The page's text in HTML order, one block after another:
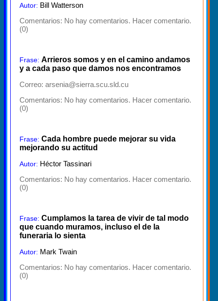
Autor: Bill Watterson
Comentarios: No hay comentarios. Hacer comentario.
(0)
Frase: Arrieros somos y en el camino andamos
y a cada paso que damos nos encontramos
Correo: arsenia@sierra.scu.sld.cu
Comentarios: No hay comentarios. Hacer comentario.
(0)
Frase: Cada hombre puede mejorar su vida
mejorando su actitud
Autor: Héctor Tassinari
Comentarios: No hay comentarios. Hacer comentario.
(0)
Frase: Cumplamos la tarea de vivir de tal modo
que cuando muramos, incluso el de la
funeraria lo sienta
Autor: Mark Twain
Comentarios: No hay comentarios. Hacer comentario.
(0)